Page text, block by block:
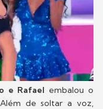
e Rafael embalou o
de soltar a voz,